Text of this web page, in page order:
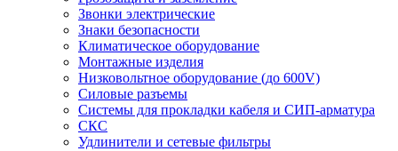
Звонки электрические
Знаки безопасности
Климатическое оборудование
Монтажные изделия
Низковольтное оборудование (до 600V)
Силовые разъемы
Системы для прокладки кабеля и СИП-арматура
СКС
Удлинители и сетевые фильтры